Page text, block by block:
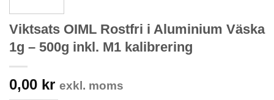
Viktsats OIML Rostfri i Aluminium Väska
1g – 500g inkl. M1 kalibrering
0,00 kr exkl. moms